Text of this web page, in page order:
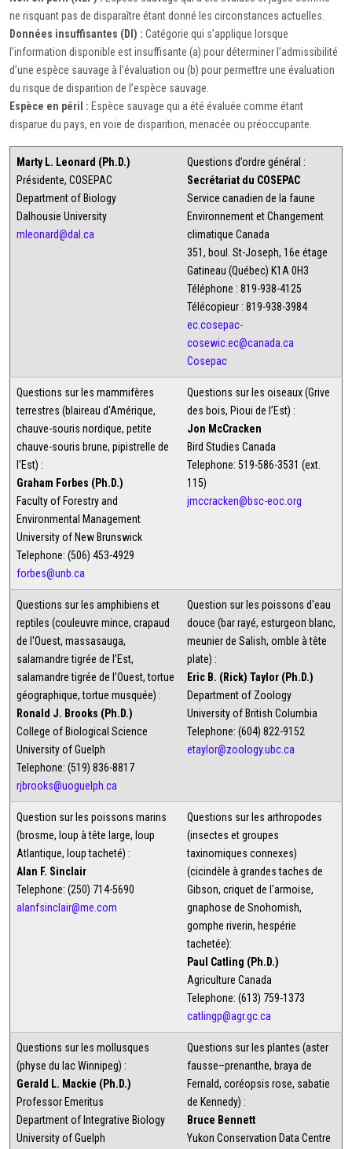
ne risquant pas de disparaître étant donné les circonstances actuelles.
Données insuffisantes (DI) : Catégorie qui s’applique lorsque
l’information disponible est insuffisante (a) pour déterminer l’admissibilité
d’une espèce sauvage à l’évaluation ou (b) pour permettre une évaluation
du risque de disparition de l’espèce sauvage.
Espèce en péril : Espèce sauvage qui a été évaluée comme étant
disparue du pays, en voie de disparition, menacée ou préoccupante.
Marty L. Leonard (Ph.D.)
Présidente, COSEPAC
Department of Biology
Dalhousie University
mleonard@dal.ca
Questions d’ordre général :
Secrétariat du COSEPAC
Service canadien de la faune
Environnement et Changement
climatique Canada
351, boul. St-Joseph, 16e étage
Gatineau (Québec) K1A 0H3
Téléphone : 819-938-4125
Télécopieur : 819-938-3984
ec.cosepac-
cosewic.ec@canada.ca
Cosepac
Questions sur les mammifères
terrestres (blaireau d'Amérique,
chauve-souris nordique, petite
chauve-souris brune, pipistrelle de
l’Est) :
Graham Forbes (Ph.D.)
Faculty of Forestry and
Environmental Management
University of New Brunswick
Telephone: (506) 453-4929
forbes@unb.ca
Questions sur les oiseaux (Grive
des bois, Pioui de l’Est) :
Jon McCracken
Bird Studies Canada
Telephone: 519-586-3531 (ext.
115)
jmccracken@bsc-eoc.org
Questions sur les amphibiens et
reptiles (couleuvre mince, crapaud
de l'Ouest, massasauga,
salamandre tigrée de l’Est,
salamandre tigrée de l’Ouest, tortue
géographique, tortue musquée) :
Ronald J. Brooks (Ph.D.)
College of Biological Science
University of Guelph
Telephone: (519) 836-8817
rjbrooks@uoguelph.ca
Question sur les poissons d'eau
douce (bar rayé, esturgeon blanc,
meunier de Salish, omble à tête
plate) :
Eric B. (Rick) Taylor (Ph.D.)
Department of Zoology
University of British Columbia
Telephone: (604) 822-9152
etaylor@zoology.ubc.ca
Question sur les poissons marins
(brosme, loup à tête large, loup
Atlantique, loup tacheté) :
Alan F. Sinclair
Telephone: (250) 714-5690
alanfsinclair@me.com
Questions sur les arthropodes
(insectes et groupes
taxinomiques connexes)
(cicindèle à grandes taches de
Gibson, criquet de l'armoise,
gnaphose de Snohomish,
gomphe riverin, hespérie
tachetée):
Paul Catling (Ph.D.)
Agriculture Canada
Telephone: (613) 759-1373
catlingp@agr.gc.ca
Questions sur les mollusques
(physe du lac Winnipeg) :
Gerald L. Mackie (Ph.D.)
Professor Emeritus
Department of Integrative Biology
University of Guelph
Questions sur les plantes (aster
fausse–prenanthe, braya de
Fernald, coréopsis rose, sabatie
de Kennedy) :
Bruce Bennett
Yukon Conservation Data Centre